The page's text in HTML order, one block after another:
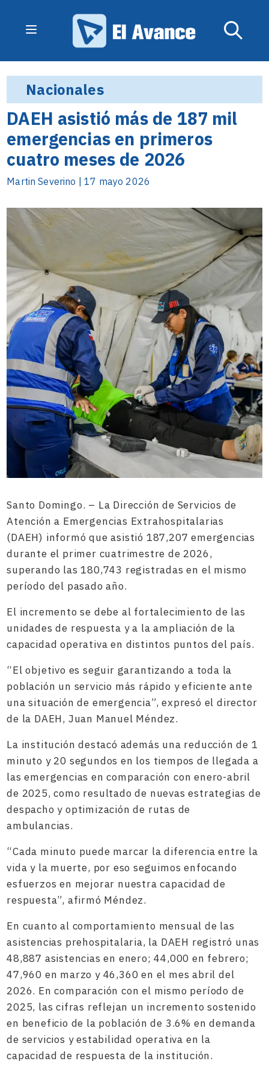
Nacionales
DAEH asistió más de 187 mil
emergencias en primeros
cuatro meses de 2026
Martin Severino | 17 mayo 2026
Santo Domingo. – La Dirección de Servicios de
Atención a Emergencias Extrahospitalarias
(DAEH) informó que asistió 187,207 emergencias
durante el primer cuatrimestre de 2026,
superando las 180,743 registradas en el mismo
período del pasado año.
El incremento se debe al fortalecimiento de las
unidades de respuesta y a la ampliación de la
capacidad operativa en distintos puntos del país.
“El objetivo es seguir garantizando a toda la
población un servicio más rápido y eficiente ante
una situación de emergencia”, expresó el director
de la DAEH, Juan Manuel Méndez.
La institución destacó además una reducción de 1
minuto y 20 segundos en los tiempos de llegada a
las emergencias en comparación con enero-abril
de 2025, como resultado de nuevas estrategias de
despacho y optimización de rutas de
ambulancias.
“Cada minuto puede marcar la diferencia entre la
vida y la muerte, por eso seguimos enfocando
esfuerzos en mejorar nuestra capacidad de
respuesta”, afirmó Méndez.
En cuanto al comportamiento mensual de las
asistencias prehospitalaria, la DAEH registró unas
48,887 asistencias en enero; 44,000 en febrero;
47,960 en marzo y 46,360 en el mes abril del
2026. En comparación con el mismo período de
2025, las cifras reflejan un incremento sostenido
en beneficio de la población de 3.6% en demanda
de servicios y estabilidad operativa en la
capacidad de respuesta de la institución.